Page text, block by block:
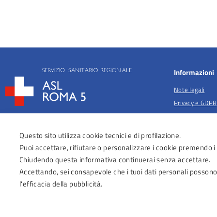
Informazioni
Note legali
Privacy e GDPR
Privacy per
Anticorruzione
Obiettivi di
Dichiarazione
Regolamenti
Questo sito utilizza cookie tecnici e di profilazione.
Puoi accettare, rifiutare o personalizzare i cookie premendo
Chiudendo questa informativa continuerai senza accettare.
Accettando, sei consapevole che i tuoi dati personali
l'efficacia della pubblicità.